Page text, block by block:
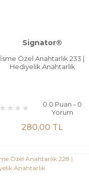
Signator®
İsme Özel Anahtarlık 233 |
Hediyelik Anahtarlık
0.0 Puan - 0
Yorum
280,00 TL